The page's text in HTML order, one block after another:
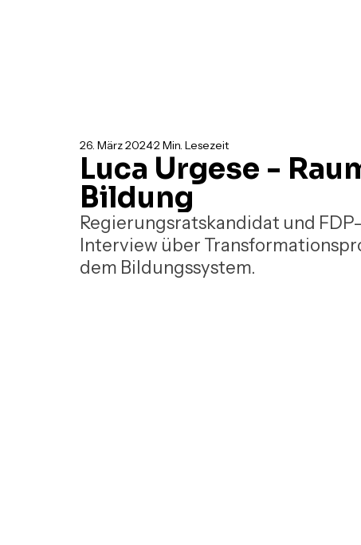
Luca Urgese -
Bildung
26. März 20242 Min. Lesezeit
Regierungsratskandidat und
Interview über
dem Bildungssystem.